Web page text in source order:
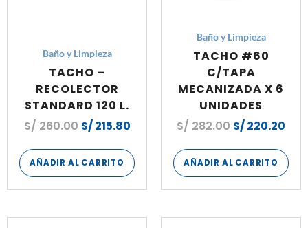
Baño y Limpieza
TACHO –
RECOLECTOR
STANDARD 120 L.
S/260.00 S/215.80
AÑADIR AL CARRITO
Baño y Limpieza
TACHO #60
C/TAPA
MECANIZADA X 6
UNIDADES
S/282.00 S/220.20
AÑADIR AL CARRITO